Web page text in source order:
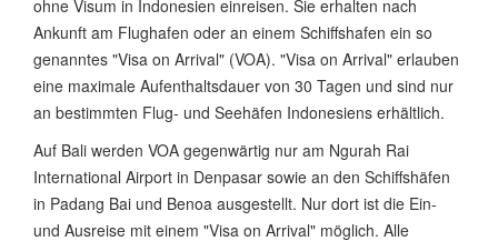
ohne Visum in Indonesien einreisen. Sie erhalten nach
Ankunft am Flughafen oder an einem Schiffshafen ein so
genanntes "Visa on Arrival" (VOA). "Visa on Arrival" erlauben
eine maximale Aufenthaltsdauer von 30 Tagen und sind nur
an bestimmten Flug- und Seehäfen Indonesiens erhältlich.
Auf Bali werden VOA gegenwärtig nur am Ngurah Rai
International Airport in Denpasar sowie an den Schiffshäfen
in Padang Bai und Benoa ausgestellt. Nur dort ist die Ein-
und Ausreise mit einem "Visa on Arrival" möglich. Alle